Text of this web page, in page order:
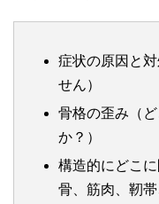
症状の原因と
せん）
骨格の歪み（
か？）
構造的にどこに
骨、筋肉、靭